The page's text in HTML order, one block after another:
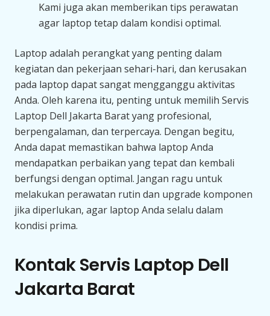
Kami juga akan memberikan tips perawatan
agar laptop tetap dalam kondisi optimal.
Laptop adalah perangkat yang penting dalam
kegiatan dan pekerjaan sehari-hari, dan kerusakan
pada laptop dapat sangat mengganggu aktivitas
Anda. Oleh karena itu, penting untuk memilih Servis
Laptop Dell Jakarta Barat yang profesional,
berpengalaman, dan terpercaya. Dengan begitu,
Anda dapat memastikan bahwa laptop Anda
mendapatkan perbaikan yang tepat dan kembali
berfungsi dengan optimal. Jangan ragu untuk
melakukan perawatan rutin dan upgrade komponen
jika diperlukan, agar laptop Anda selalu dalam
kondisi prima.
Kontak Servis Laptop Dell
Jakarta Barat